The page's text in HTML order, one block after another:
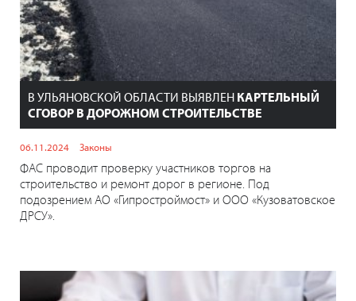
В УЛЬЯНОВСКОЙ ОБЛАСТИ ВЫЯВЛЕН КАРТЕЛЬНЫЙ
СГОВОР В ДОРОЖНОМ СТРОИТЕЛЬСТВЕ
06.11.2024 Законы
ФАС проводит проверку участников торгов на
строительство и ремонт дорог в регионе. Под
подозрением АО «Гипростроймост» и ООО «Кузоватовское
ДРСУ».